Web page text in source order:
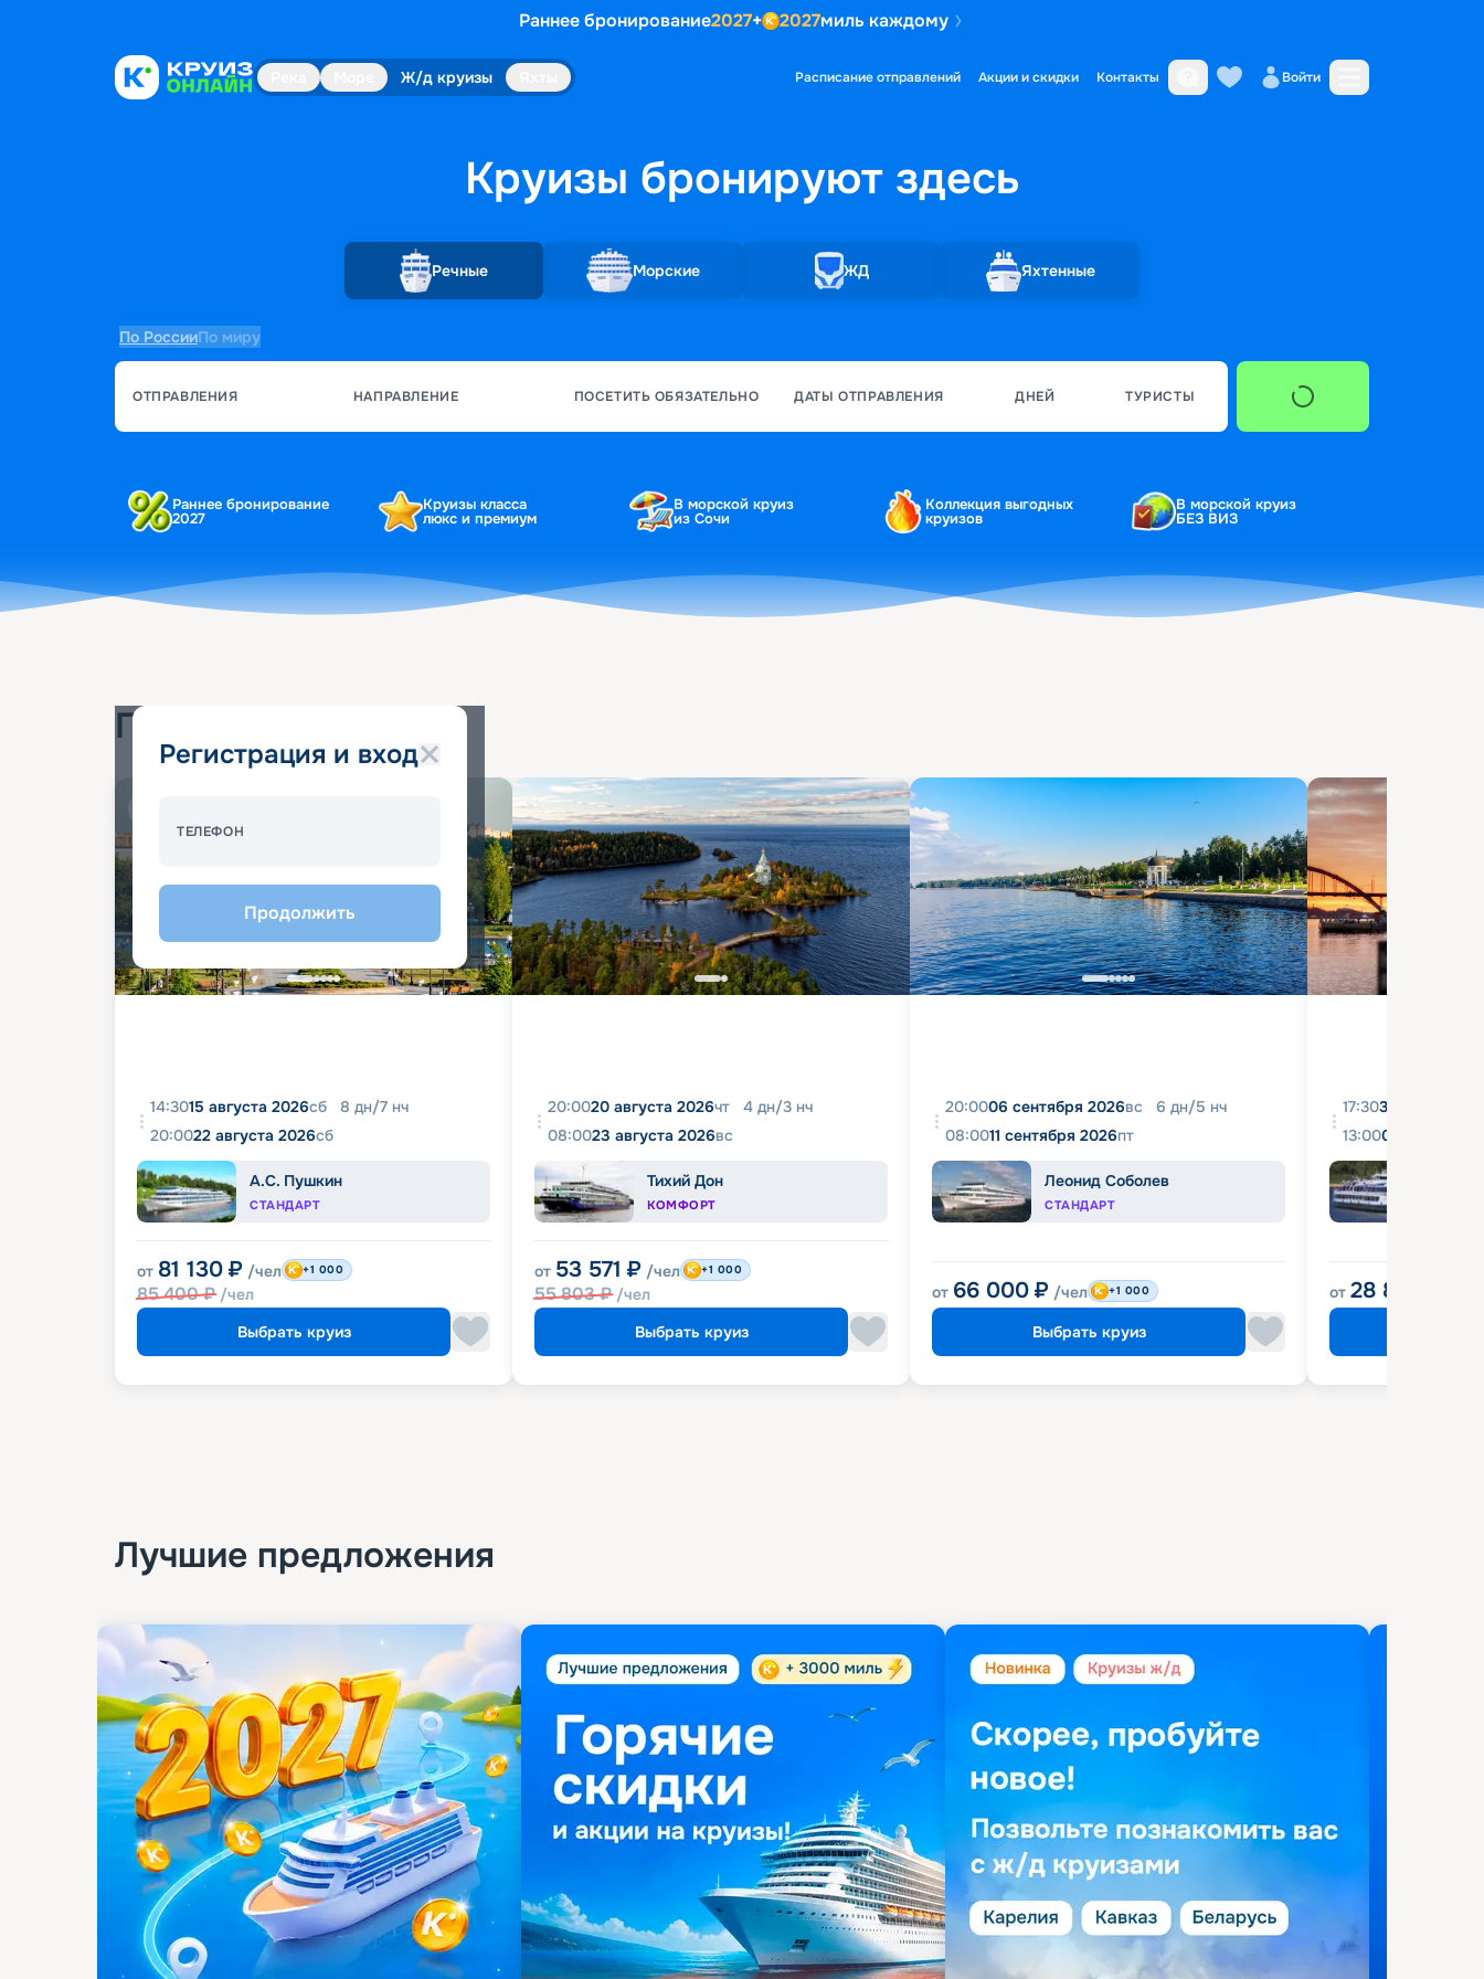
Раннее бронирование2027+ 2027миль каждому
Ж/д круизы Расписание отправлений Акции и скидки Контакты Войти
Круизы бронируютздесь
Речные Морские ЖД Яхтенные
По РоссииПо миру
ОТПРАВЛЕНИЯ НАПРАВЛЕНИЕ ПОСЕТИТЬ ОБЯЗАТЕЛЬНО ДАТЫ ОТПРАВЛЕНИЯ ДНЕЙ ТУРИСТЫ
Раннее бронирование
2027
Круизы класса
люкс и премиум
В морской круиз
из Сочи
Коллекция выгодных
круизов
В морской круиз
БЕЗ ВИЗ
Регистрация и вход
ТЕЛЕФОН
Продолжить
Популярные круизы
14:3015 августа 2026сб 8 дн/7 нч
20:0022 августа 2026сб
А.С. Пушкин
СТАНДАРТ
от 81 130 ₽ /чел
85 400₽ /чел
+1 000
Выбрать круиз
20:0020 августа 2026чт 4 дн/3 нч
08:0023 августа 2026вс
Тихий Дон
КОМФОРТ
от 53 571 ₽ /чел
55 803₽ /чел
+1 000
Выбрать круиз
20:0006 сентября 2026вс 6 дн/5 нч
08:0011 сентября 2026пт
Леонид Соболев
СТАНДАРТ
от 66 000 ₽ /чел +1 000
Выбрать круиз
17:3031 августа
13:0004 сентября
от 28 800
Лучшие предложения